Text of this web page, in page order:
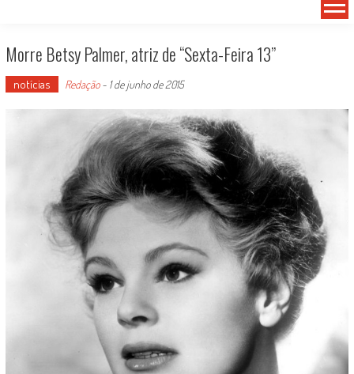
Morre Betsy Palmer, atriz de “Sexta-Feira 13”
notícias Redação- 1 de junho de 2015